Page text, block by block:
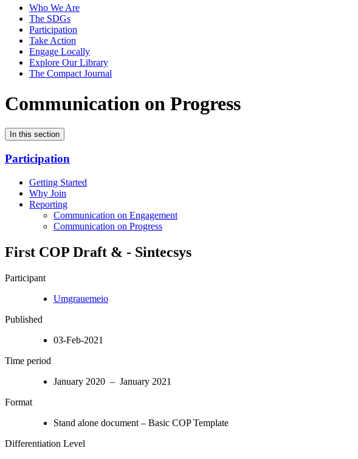
Who We Are
The SDGs
Participation
Take Action
Engage Locally
Explore Our Library
The Compact Journal
Communication on Progress
In this section
Participation
Getting Started
Why Join
Reporting
Communication on Engagement
Communication on Progress
First COP Draft & - Sintecsys
Participant
Umgrauemeio
Published
03-Feb-2021
Time period
January 2020 – January 2021
Format
Stand alone document – Basic COP Template
Differentiation Level